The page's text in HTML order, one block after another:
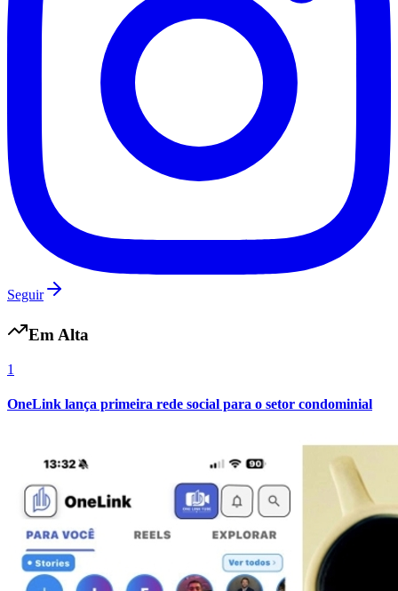
Seguir
Em Alta
1
OneLink lança primeira rede social para o setor condominial